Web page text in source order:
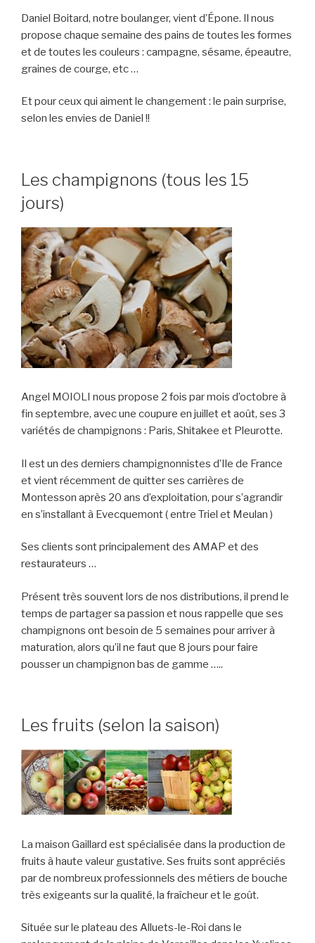
Daniel Boitard, notre boulanger, vient d’Épone. Il nous
propose chaque semaine des pains de toutes les formes
et de toutes les couleurs : campagne, sésame, épeautre,
graines de courge, etc …
Et pour ceux qui aiment le changement : le pain surprise,
selon les envies de Daniel !!
Les champignons (tous les 15
jours)
Angel MOIOLI nous propose 2 fois par mois d’octobre à
fin septembre, avec une coupure en juillet et août, ses 3
variétés de champignons : Paris, Shitakee et Pleurotte.
Il est un des derniers champignonnistes d’Ile de France
et vient récemment de quitter ses carrières de
Montesson après 20 ans d’exploitation, pour s’agrandir
en s’installant à Evecquemont ( entre Triel et Meulan )
Ses clients sont principalement des AMAP et des
restaurateurs …
Présent très souvent lors de nos distributions, il prend le
temps de partager sa passion et nous rappelle que ses
champignons ont besoin de 5 semaines pour arriver à
maturation, alors qu’il ne faut que 8 jours pour faire
pousser un champignon bas de gamme …..
Les fruits (selon la saison)
La maison Gaillard est spécialisée dans la production de
fruits à haute valeur gustative. Ses fruits sont appréciés
par de nombreux professionnels des métiers de bouche
très exigeants sur la qualité, la fraîcheur et le goût.
Située sur le plateau des Alluets-le-Roi dans le